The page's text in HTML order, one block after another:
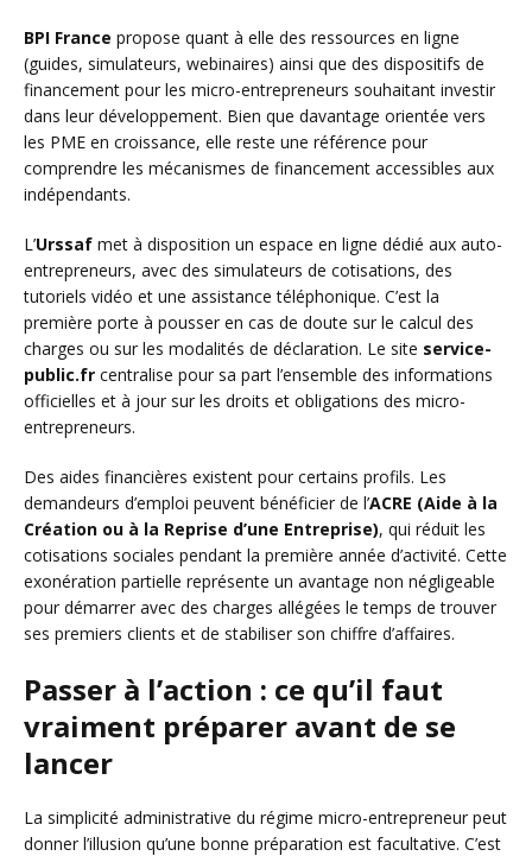
BPI France propose quant à elle des ressources en ligne
(guides, simulateurs, webinaires) ainsi que des dispositifs de
financement pour les micro-entrepreneurs souhaitant investir
dans leur développement. Bien que davantage orientée vers
les PME en croissance, elle reste une référence pour
comprendre les mécanismes de financement accessibles aux
indépendants.
L’Urssaf met à disposition un espace en ligne dédié aux auto-
entrepreneurs, avec des simulateurs de cotisations, des
tutoriels vidéo et une assistance téléphonique. C’est la
première porte à pousser en cas de doute sur le calcul des
charges ou sur les modalités de déclaration. Le site service-
public.fr centralise pour sa part l’ensemble des informations
officielles et à jour sur les droits et obligations des micro-
entrepreneurs.
Des aides financières existent pour certains profils. Les
demandeurs d’emploi peuvent bénéficier de l’ACRE (Aide à la
Création ou à la Reprise d’une Entreprise), qui réduit les
cotisations sociales pendant la première année d’activité. Cette
exonération partielle représente un avantage non négligeable
pour démarrer avec des charges allégées le temps de trouver
ses premiers clients et de stabiliser son chiffre d’affaires.
Passer à l’action : ce qu’il faut
vraiment préparer avant de se
lancer
La simplicité administrative du régime micro-entrepreneur peut
donner l’illusion qu’une bonne préparation est facultative. C’est